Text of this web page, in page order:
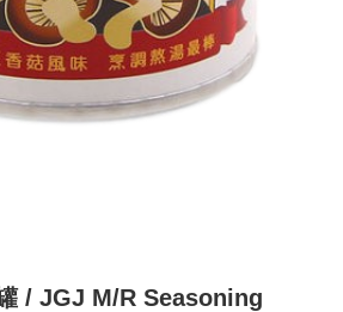
/ JGJ M/R Seasoning